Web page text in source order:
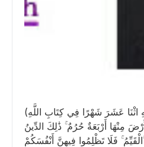
(إِنَّ عِدَّةَ الشُّهُورِ عِنْدَ اللَّهِ اثْنَا عَشَرَ شَهْرًا فِي كِتَابِ اللَّهِ
مِنْهَا أَرْبَعَةٌ حُرُمٌ ۚ ذَٰلِكَ الدِّينُ
أَنْفُسَكُمْ